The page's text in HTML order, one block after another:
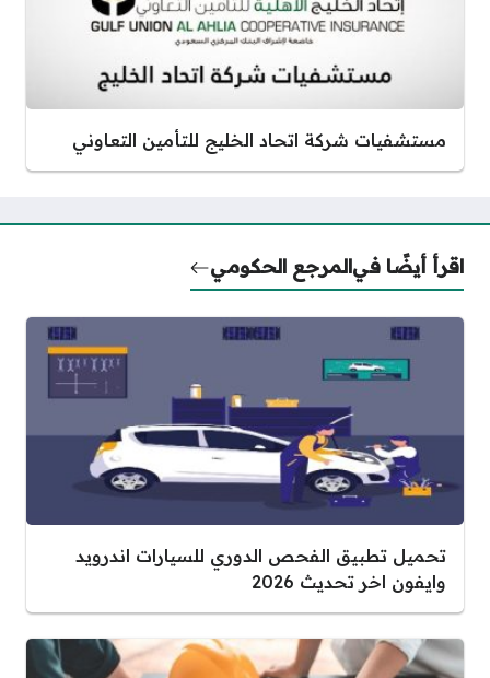
مستشفيات شركة اتحاد الخليج للتأمين التعاوني
اقرأ أيضًا فيالمرجع الحكومي
تحميل تطبيق الفحص الدوري للسيارات اندرويد
وايفون اخر تحديث 2026